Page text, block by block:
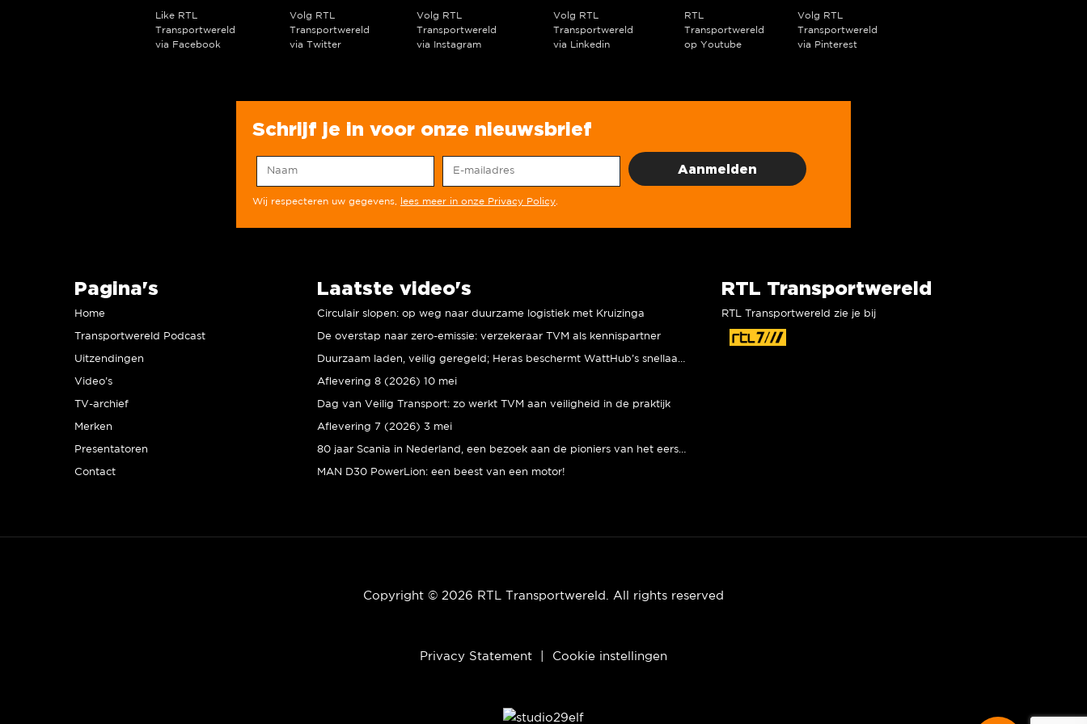
Like RTL
Transportwereld
via Facebook
Volg RTL
Transportwereld
via Twitter
Volg RTL
Transportwereld
via Instagram
Volg RTL
Transportwereld
via Linkedin
RTL
Transportwereld
op Youtube
Volg RTL
Transportwereld
via Pinterest
Schrijf je in voor onze nieuwsbrief
Wij respecteren uw gegevens, lees meer in onze Privacy Policy.
Pagina's
Home
Transportwereld Podcast
Uitzendingen
Video’s
TV-archief
Merken
Presentatoren
Contact
Laatste video's
Circulair slopen: op weg naar duurzame logistiek met Kruizinga
De overstap naar zero-emissie: verzekeraar TVM als kennispartner
Duurzaam laden, veilig geregeld; Heras beschermt WattHub’s snellaadplein
Aflevering 8 (2026) 10 mei
Dag van Veilig Transport: zo werkt TVM aan veiligheid in de praktijk
Aflevering 7 (2026) 3 mei
80 jaar Scania in Nederland, een bezoek aan de pioniers van het eerste uur
MAN D30 PowerLion: een beest van een motor!
RTL Transportwereld
RTL Transportwereld zie je bij
Copyright © 2026 RTL Transportwereld. All rights reserved
Privacy Statement Cookie instellingen